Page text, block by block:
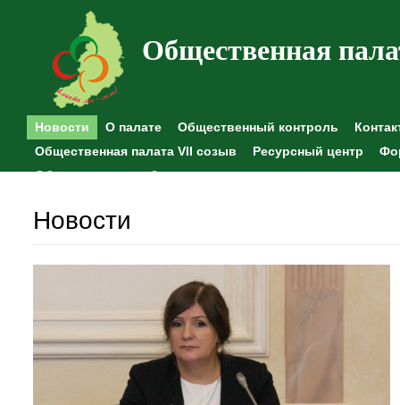
Общественная
Новости О палате Общественный контроль
Общественная палата VII созыв
Ресурсный центр
Общественные наблюдения
Новости